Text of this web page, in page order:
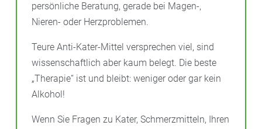
persönliche Beratung, gerade bei Magen-,
Nieren- oder Herzproblemen.
Teure Anti-Kater-Mittel versprechen viel, sind
wissenschaftlich aber kaum belegt. Die beste
„Therapie“ ist und bleibt: weniger oder gar kein
Alkohol!
Wenn Sie Fragen zu Kater, Schmerzmitteln, Ihren